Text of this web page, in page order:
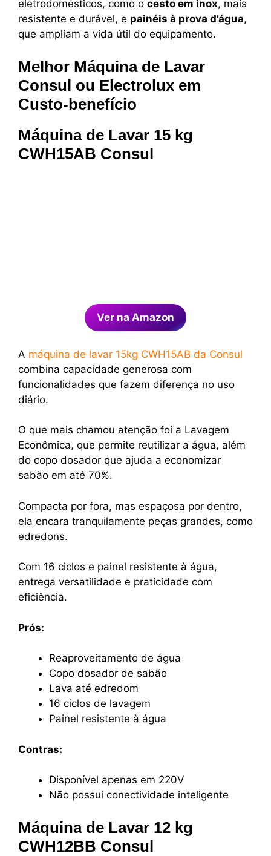
eletrodomésticos, como o cesto em inox, mais
resistente e durável, e painéis à prova d’água,
que ampliam a vida útil do equipamento.
Melhor Máquina de Lavar
Consul ou Electrolux em
Custo-benefício
Máquina de Lavar 15 kg
CWH15AB Consul
Ver na Amazon
A máquina de lavar 15kg CWH15AB da Consul
combina capacidade generosa com
funcionalidades que fazem diferença no uso
diário.
O que mais chamou atenção foi a Lavagem
Econômica, que permite reutilizar a água, além
do copo dosador que ajuda a economizar
sabão em até 70%.
Compacta por fora, mas espaçosa por dentro,
ela encara tranquilamente peças grandes, como
edredons.
Com 16 ciclos e painel resistente à água,
entrega versatilidade e praticidade com
eficiência.
Prós:
Reaproveitamento de água
Copo dosador de sabão
Lava até edredom
16 ciclos de lavagem
Painel resistente à água
Contras:
Disponível apenas em 220V
Não possui conectividade inteligente
Máquina de Lavar 12 kg
CWH12BB Consul